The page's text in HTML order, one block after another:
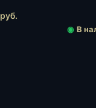
руб.
◉ В